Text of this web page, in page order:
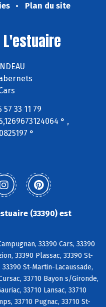
Plan du site
L'estuaire
33 11 79
° ,
°
(33390) est
33390 Cars, 33390
33390 Plassac, 33390 St-
St-Martin-Lacaussade,
33710 Bayon s/Gironde,
33710 Lansac, 33710
33710 Pugnac, 33710 St-